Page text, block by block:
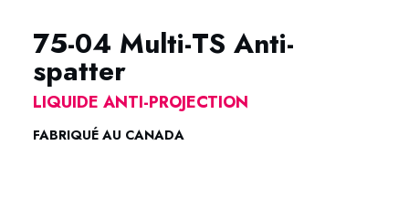
75-04 Multi-TS Anti-
spatter
LIQUIDE ANTI-PROJECTION
FABRIQUÉ AU CANADA